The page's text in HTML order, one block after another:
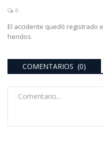
0
El accidente quedó registrado
heridos.
COMENTARIOS (0)